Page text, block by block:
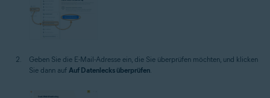
Geben Sie die E-Mail-Adresse ein, die Sie überprüfen möchten, und klicken
Sie dann auf Auf Datenlecks überprüfen.